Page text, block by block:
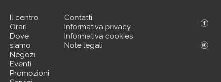
Il centro
Orari
Dove
siamo
Negozi
Eventi
Promozioni
Contatti
Informativa privacy
Informativa cookies
Note legali